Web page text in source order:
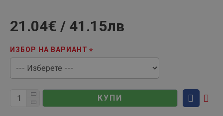
21.04€ / 41.15лв
ИЗБОР НА ВАРИАНТ
КУПИ